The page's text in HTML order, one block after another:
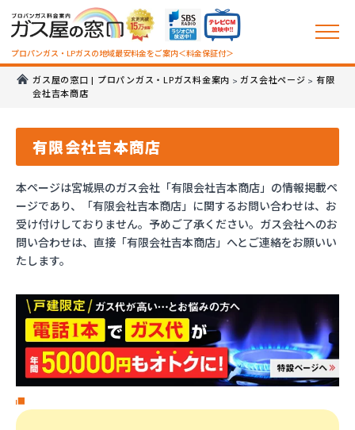
プロパンガス・LPガスの地域最安料金をご案内＜料金保証付＞
ガス屋の窓口 | プロパンガス・LPガス料金案内 >ガス会社ページ > 有限
会社吉本商店
有限会社吉本商店
本ページは宮城県のガス会社「有限会社吉本商店」の情報掲載ペ
ージであり、「有限会社吉本商店」に関するお問い合わせは、お
受け付けしておりません。予めご了承ください。ガス会社へのお
問い合わせは、直接「有限会社吉本商店」へとご連絡をお願いい
たします。